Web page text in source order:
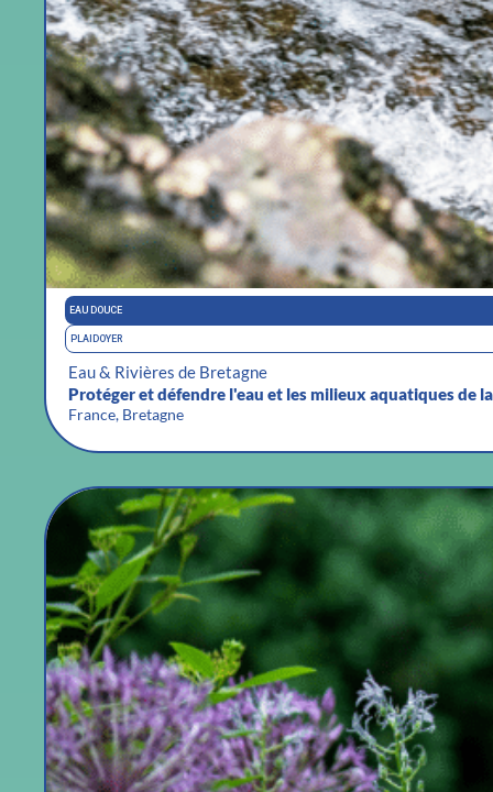
EAU DOUCE
PLAIDOYER
Eau & Rivières de Bretagne
Protéger et défendre l'eau et les milieux aquatiques de
France, Bretagne